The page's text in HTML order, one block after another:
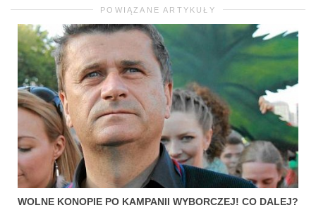
POWIĄZANE ARTYKUŁY
WOLNE KONOPIE PO KAMPANII WYBORCZEJ! CO DALEJ?